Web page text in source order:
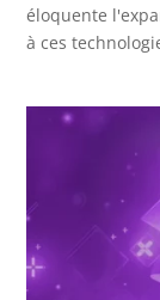
éloquente
à ces